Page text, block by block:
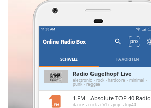
Remaining
SCHWEIZ FAVORITEN
Radio Gugelhopf Live
electronic rock hardcore minimal
punk reggae
1.FM - Absolute TOP 40 Radio
dance rock r'n'b pop top40